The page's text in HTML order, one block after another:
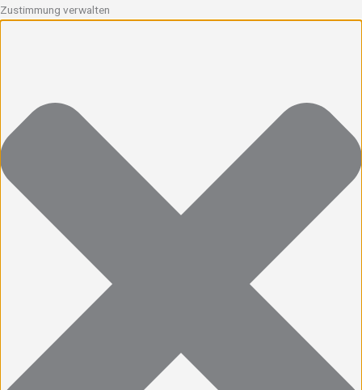
Zustimmung verwalten